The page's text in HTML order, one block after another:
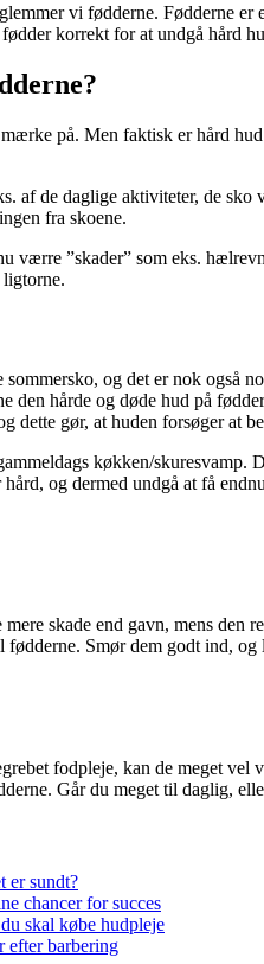
vi fødderne. Fødderne
korrekt for at undgå hård
på. Men faktisk er hård
af de daglige aktiviteter, de
fra skoene.
værre ”skader” som eks.
og det er nok også
den hårde og døde hud på
gør, at huden forsøger at
køkken/skuresvamp.
og dermed undgå at få
skade end gavn, mens den
Smør dem godt ind,
fodpleje, kan de meget
Går du meget til daglig,
er sundt?
chancer for succes
skal købe hudpleje
efter barbering